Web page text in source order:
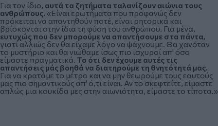
Για τον ίδιο, αυτά τα ζητήματα ταλανίζουν αιώνια τους
ανθρώπους. «Είναι ερωτήματα που προφανώς δεν
πρόκειται να απαντηθούν ποτέ, είναι ρητορικά και
βρίσκονται στην ίδια τη φύση του ανθρώπου. Για μένα,
ευτυχώς που δεν μπορούμε να απαντήσουμε στα πάντα,
γιατί αλλιώς δεν θα είχαμε λόγο να ψάχνουμε. Θα χανόταν
το μυστήριο και θα νιώθαμε ίσως πιο ισχυροί απ' όσο
είμαστε πραγματικά. Το ότι δεν έχουμε αυτές τις
απαντήσεις μάς βοηθά να διατηρούμε τη θνητότητά μας.
Για να κρατάμε το μέτρο και να μην θεωρούμε τους εαυτούς
μας πιο σημαντικούς απ' ό,τι είναι. Αν το σκεφτείτε, είμαστε
απλώς μια κουκίδα μες στην αιωνιότητα, είμαστε το τίποτα.»